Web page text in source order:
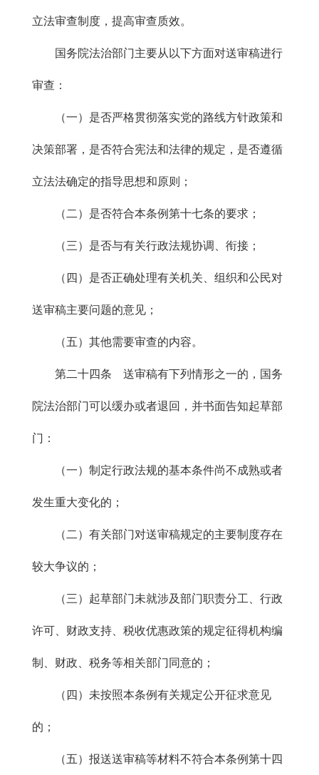
立法审查制度，提高审查质效。
国务院法治部门主要从以下方面对送审稿进行
审查：
（一）是否严格贯彻落实党的路线方针政策和
决策部署，是否符合宪法和法律的规定，是否遵循
立法法确定的指导思想和原则；
（二）是否符合本条例第十七条的要求；
（三）是否与有关行政法规协调、衔接；
（四）是否正确处理有关机关、组织和公民对
送审稿主要问题的意见；
（五）其他需要审查的内容。
第二十四条 送审稿有下列情形之一的，国务
院法治部门可以缓办或者退回，并书面告知起草部
门：
（一）制定行政法规的基本条件尚不成熟或者
发生重大变化的；
（二）有关部门对送审稿规定的主要制度存在
较大争议的；
（三）起草部门未就涉及部门职责分工、行政
许可、财政支持、税收优惠政策的规定征得机构编
制、财政、税务等相关部门同意的；
（四）未按照本条例有关规定公开征求意见
的；
（五）报送送审稿等材料不符合本条例第十四